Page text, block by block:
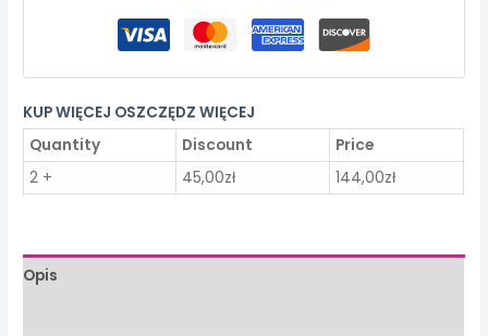
KUP WIĘCEJ OSZCZĘDZ WIĘCEJ
Quantity
Discount
Price
2 +
45,00zł 144,00zł
Opis